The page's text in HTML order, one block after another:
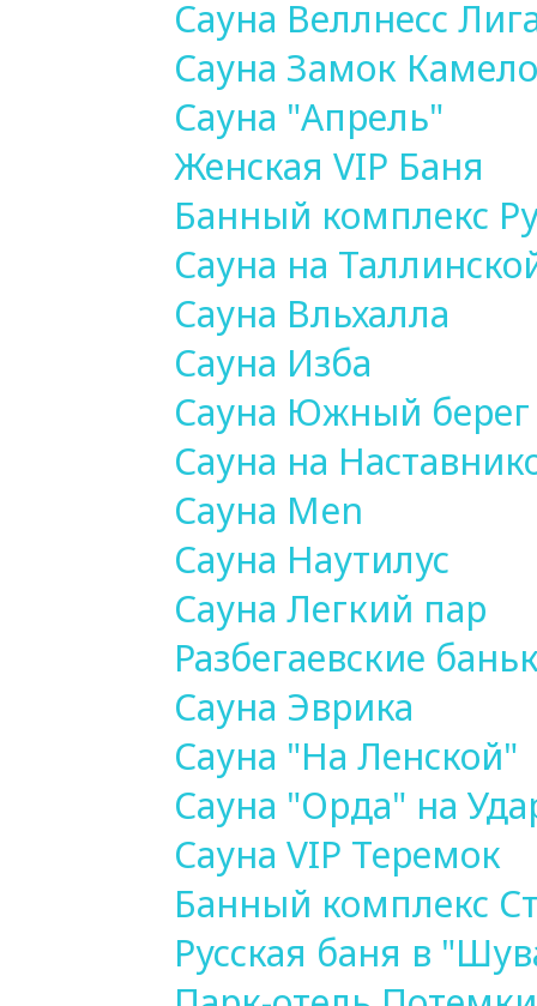
Сауна Веллнесс
Сауна Замок
Сауна "Апрель"
Женская VIP Баня
Банный комплекс
Сауна на
Сауна Вльхалла
Сауна Изба
Сауна Южный
Сауна на
Сауна Men
Сауна Наутилус
Сауна Легкий пар
Разбегаевские
Сауна Эврика
Сауна "На Ленской"
Сауна "Орда" на
Сауна VIP Теремок
Банный комплекс
Русская баня в